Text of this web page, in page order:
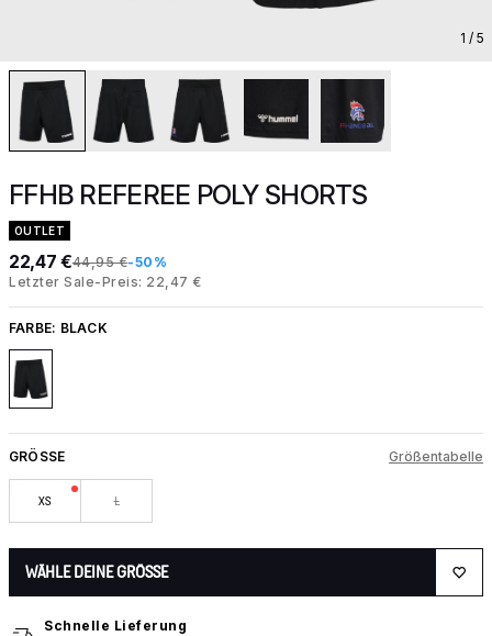
1 / 5
FFHB REFEREE POLY SHORTS
OUTLET
22,47 €44,95 €-50%
Letzter Sale-Preis: 22,47 €
FARBE: BLACK
GRÖSSE Größentabelle
XS L
WÄHLE DEINE GRÖSSE
Schnelle Lieferung